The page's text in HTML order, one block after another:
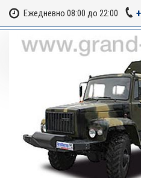
Ежедневно 08:00 до 22:00